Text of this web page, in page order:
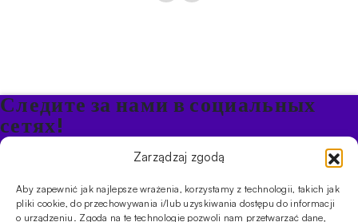
Zarządzaj zgodą
Aby zapewnić jak najlepsze wrażenia, korzystamy z technologii, takich jak
pliki cookie, do przechowywania i/lub uzyskiwania dostępu do informacji
o urządzeniu. Zgoda na te technologie pozwoli nam przetwarzać dane,
Следите за нами в социальных
сетях!
Будьте в курсе акций и новостей в Кальяне
ПРОДУКТЫ